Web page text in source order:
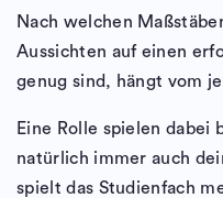
Nach welchen
Aussichten auf einen
genug sind, hängt vom
Eine Rolle spielen dabei
natürlich immer auch
spielt das Studienfach